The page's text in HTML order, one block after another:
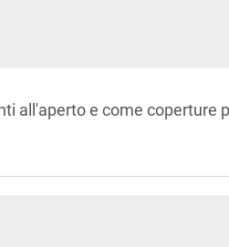
all'aperto e come coperture